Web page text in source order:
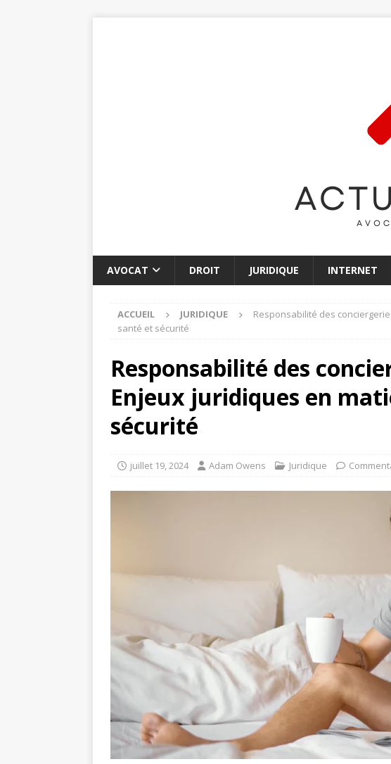
AVOCAT DROIT JURIDIQUE INTERNET
ACCUEIL JURIDIQUE
Responsabilité des
santé et sécurité
Responsabilité des
Enjeux juridiques en
sécurité
juillet 19, 2024 Adam Owens Juridique